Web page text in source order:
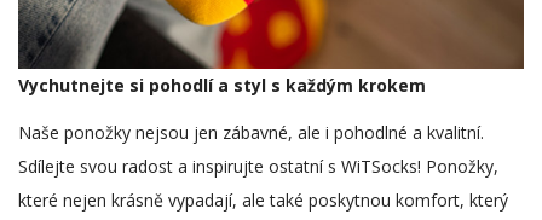
Vychutnejte si pohodlí a styl s každým krokem
Naše ponožky nejsou jen zábavné, ale i pohodlné a kvalitní.
Sdílejte svou radost a inspirujte ostatní s WiTSocks! Ponožky,
které nejen krásně vypadají, ale také poskytnou komfort, který